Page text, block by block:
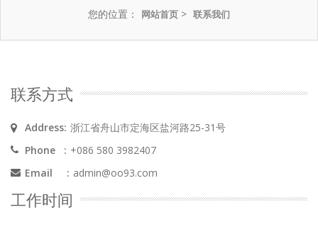
您的位置： 网站首页 > 联系我们
联系方式
Address: 浙江省舟山市定海区盐河路25-31号
Phone : +086 580 3982407
Email : admin@oo93.com
工作时间